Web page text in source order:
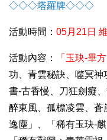
◇◇◇塔羅牌◇◇◇
活動時間： 05月21日
活動內容： 「玉玦-畢
功、青雲秘訣、噬冥神
書-古香慢、刀狂劍癡
醉東風、孤標凌雲、
逸塵」、「稀有玉玦-